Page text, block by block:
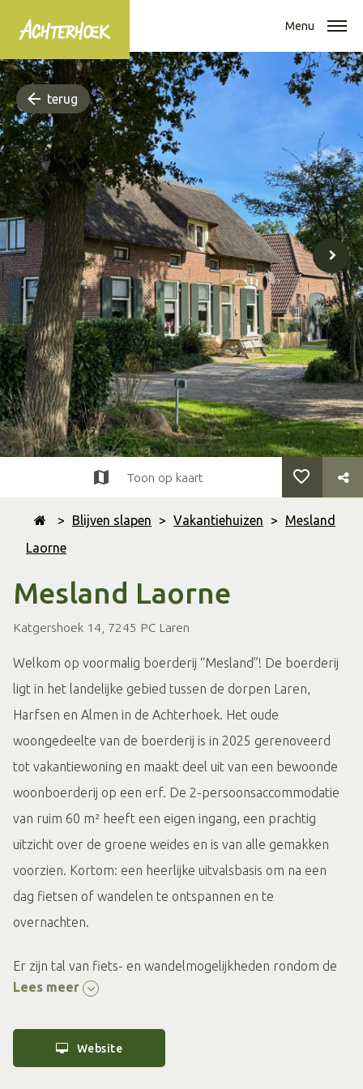
Menu
terug
> Blijven slapen > Vakantiehuizen >
Mesland
Laorne
Mesland Laorne
Katgershoek 14, 7245 PC Laren
Toon op kaart
Welkom op voormalig boerderij “Mesland”! De boerderij
ligt in het landelijke gebied tussen de dorpen Laren,
Harfsen en Almen in de Achterhoek. Het oude
woongedeelte van de boerderij is in 2025 gerenoveerd
tot vakantiewoning en maakt deel uit van een bewoonde
woonboerderij op een erf. De 2-persoonsaccommodatie
van ruim 60 m² heeft een eigen ingang, een prachtig
uitzicht over de groene weides en is van alle gemakken
voorzien. Kortom: een heerlijke uitvalsbasis om na een
dag fietsen of wandelen te ontspannen en te
overnachten.
Er zijn tal van fiets- en wandelmogelijkheden rondom de
accommodatie. Maak kennis met het buitengebied van
en het echte boerenland. Op slechts 900 meter afstand
van de accommodatie loopt u via akkers en weilanden zo
Lees meer
Website